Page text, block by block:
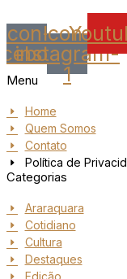
Icon-Icon-
instagram-
1
Menu
Home
Quem Somos
Contato
Política de
Categorias
Araraquara
Cotidiano
Cultura
Destaques